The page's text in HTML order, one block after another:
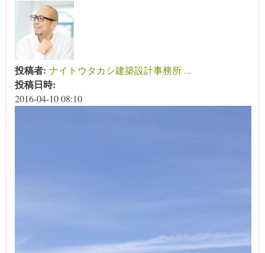
投稿者: ナイトウタカシ建築設計事務所 ...
投稿日時:
2016-04-10 08:10